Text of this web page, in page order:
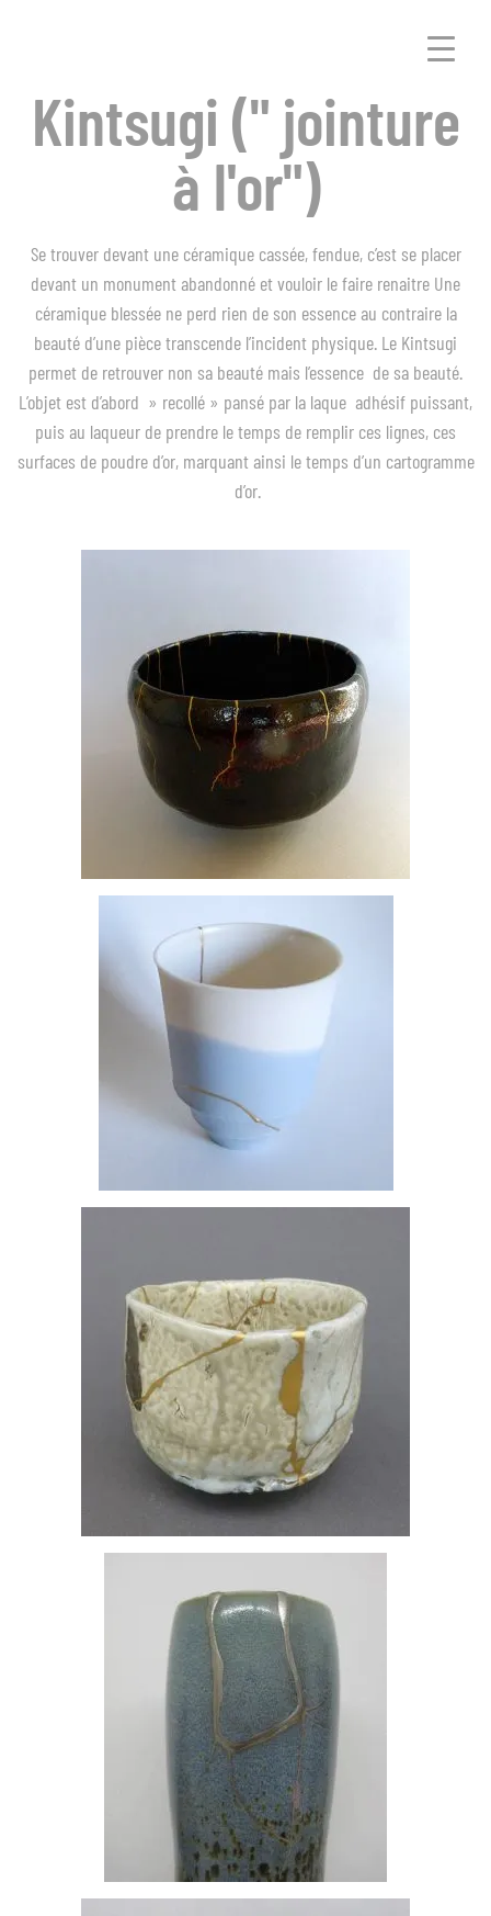
Kintsugi (" jointure
à l'or")
Se trouver devant une céramique cassée, fendue, c’est se placer
devant un monument abandonné et vouloir le faire renaitre Une
céramique blessée ne perd rien de son essence au contraire la
beauté d’une pièce transcende l’incident physique. Le Kintsugi
permet de retrouver non sa beauté mais l’essence de sa beauté.
L’objet est d’abord » recollé » pansé par la laque adhésif puissant,
puis au laqueur de prendre le temps de remplir ces lignes, ces
surfaces de poudre d’or, marquant ainsi le temps d’un cartogramme
d’or.